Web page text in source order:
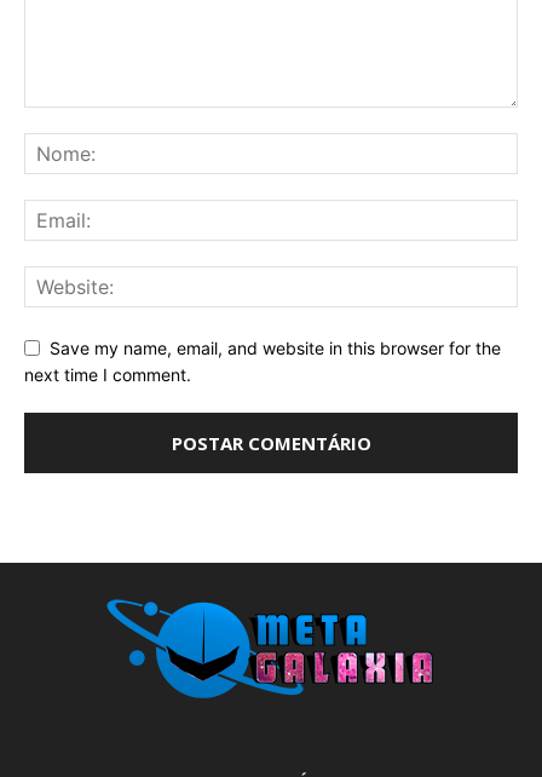
Save my name, email, and website in this browser for the
next time I comment.